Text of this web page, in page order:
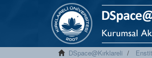
DSpace@Kırklareli